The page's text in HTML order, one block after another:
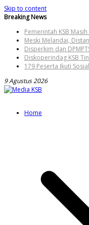
Skip to content
Breaking News
Pemerintah KSB
Meski Melandai,
Disperkim dan
Diskoperindag KSB
179 Peserta Ikuti
9 Agustus 2026
Home